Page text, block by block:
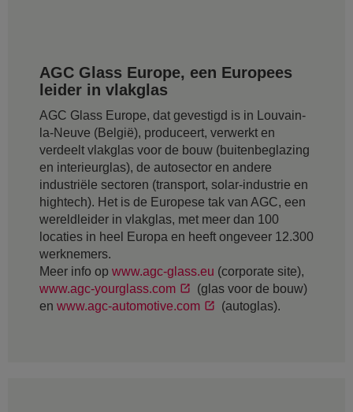
AGC Glass Europe, een Europees
leider in vlakglas
AGC Glass Europe, dat gevestigd is in Louvain-
la-Neuve (België), produceert, verwerkt en
verdeelt vlakglas voor de bouw (buitenbeglazing
en interieurglas), de autosector en andere
industriële sectoren (transport, solar-industrie en
hightech). Het is de Europese tak van AGC, een
wereldleider in vlakglas, met meer dan 100
locaties in heel Europa en heeft ongeveer 12.300
werknemers.
Meer info op www.agc-glass.eu (corporate site),
www.agc-yourglass.com
(glas voor de bouw)
en www.agc-automotive.com (autoglas).